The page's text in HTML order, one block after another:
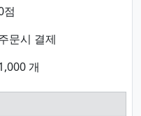
점
문시 결제
개